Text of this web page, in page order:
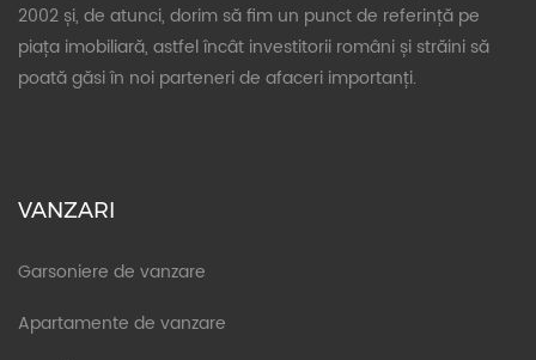
2002 și, de atunci, dorim să fim un punct de referință pe
piața imobiliară, astfel încât investitorii români și străini să
poată găsi în noi parteneri de afaceri importanți.
VANZARI
Garsoniere de vanzare
Apartamente de vanzare